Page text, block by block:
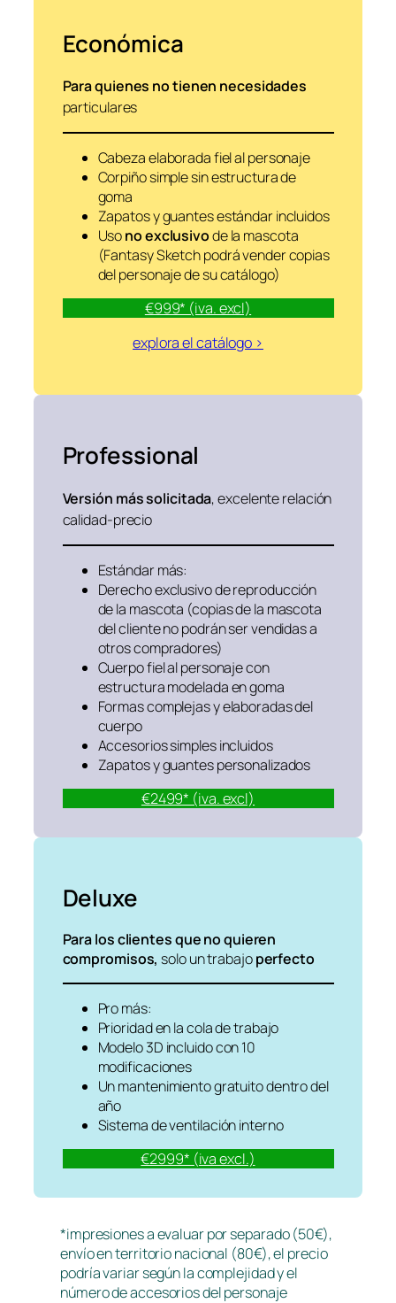
Económica
Para quienes no tienen necesidades
particulares
Cabeza elaborada fiel al personaje
Corpiño simple sin estructura de
goma
Zapatos y guantes estándar incluidos
Usono exclusivode la mascota
(Fantasy Sketch podrá vender copias
del personaje de su catálogo)
€999* (iva. excl)
explora el catálogo >
Professional
Versión más solicitada, excelente relación
calidad-precio
Estándar más:
Derecho exclusivo de reproducción
de la mascota (copias de la mascota
del cliente no podrán ser vendidas a
otros compradores)
Cuerpo fiel al personaje con
estructura modelada en goma
Formas complejas y elaboradas del
cuerpo
Accesorios simples incluidos
Zapatos y guantes personalizados
€2499* (iva. excl)
Deluxe
Para los clientes que no quieren
compromisos, solo un trabajoperfecto
Pro más:
Prioridad en la cola de trabajo
Modelo 3D incluido con 10
modificaciones
Un mantenimiento gratuito dentro del
año
Sistema de ventilación interno
€2999* (iva excl.)
*impresiones a evaluar por separado (50€),
envío en territorio nacional (80€), el precio
podría variar según la complejidad y el
número de accesorios del personaje